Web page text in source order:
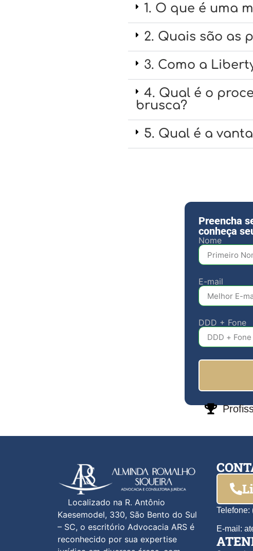
1. O que é uma
2. Quais são as
3. Como a
4. Qual é o
brusca?
5. Qual é a
Preencha
conheça
Nome
E-mail
DDD + Fone
Localizado na R. Antônio
Kaesemodel, 330, São Bento do Sul
– SC, o escritório Advocacia ARS é
reconhecido por sua expertise
Telefone:
E-mail: